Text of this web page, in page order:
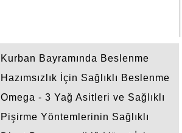
Kurban Bayramında Beslenme
Hazımsızlık İçin Sağlıklı Beslenme
Omega - 3 Yağ Asitleri ve Sağlıklı
Pişirme Yöntemlerinin Sağlıklı